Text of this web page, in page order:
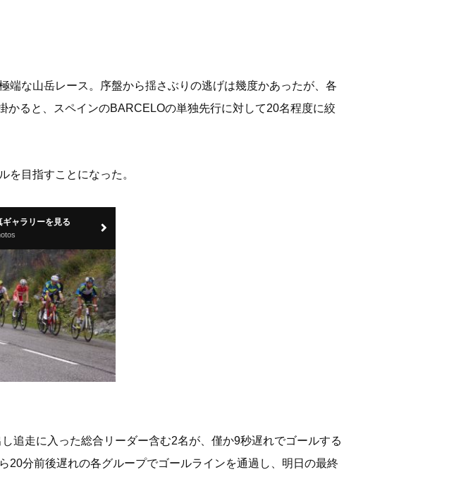
な山岳レース。序盤から揺さぶりの逃げは幾度かあったが、各
ると、スペインのBARCELOの単独先行に対して20名程度に絞
を目指すことになった。
ギャラリーを見る
追走に入った総合リーダー含む2名が、僅か9秒遅れでゴールする
分前後遅れの各グループでゴールラインを通過し、明日の最終